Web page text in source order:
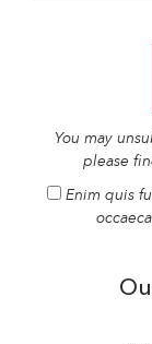
You may
please
Enim quis